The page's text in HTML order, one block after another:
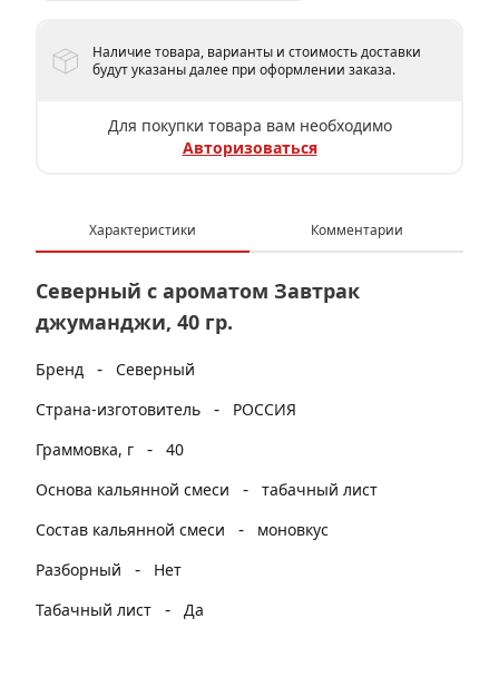
Наличие товара, варианты и стоимость доставки
будут указаны далее при оформлении заказа.
Для покупки товара вам необходимо
Авторизоваться
Характеристики Комментарии
Северный с ароматом Завтрак
джуманджи, 40 гр.
Бренд -
Северный
Страна-изготовитель
-
РОССИЯ
Граммовка, г
- 40
Основа кальянной смеси
- табачный лист
Состав кальянной смеси
-
моновкус
Разборный
-
Нет
Табачный лист
- Да